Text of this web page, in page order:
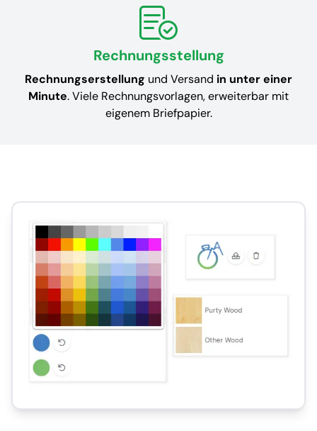
Rechnungsstellung
Rechnungserstellung und Versand in unter einer
Minute. Viele Rechnungsvorlagen, erweiterbar mit
eigenem Briefpapier.